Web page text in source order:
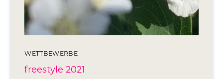
WETTBEWERBE
freestyle 2021